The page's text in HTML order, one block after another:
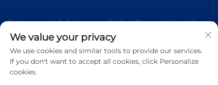
Únete a nuestro boletín para recibir las últimas noticias de la
industria, actualizaciones y perspectivas de nuestro equipo.
We value your privacy
We use cookies and similar tools to provide our services.
If you don't want to accept all cookies, click Personalize
cookies.